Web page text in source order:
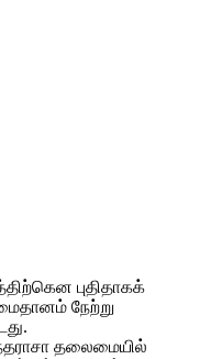
புதிதாகக்
நேற்று
தலைமையில்